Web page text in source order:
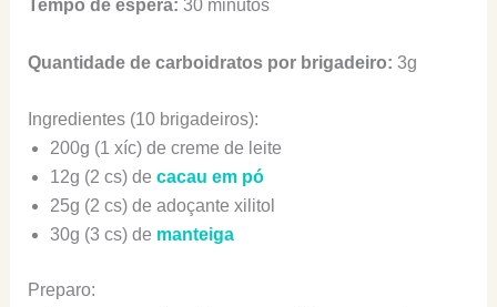
Tempo de espera: 30 minutos
Quantidade de carboidratos por brigadeiro: 3g
Ingredientes (10 brigadeiros):
200g (1 xíc) de creme de leite
12g (2 cs) de cacau em pó
25g (2 cs) de adoçante xilitol
30g (3 cs) de manteiga
Preparo: